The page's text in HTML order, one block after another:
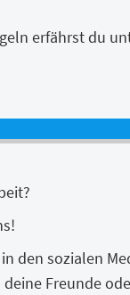
erfährst du
den sozialen
deine Freunde